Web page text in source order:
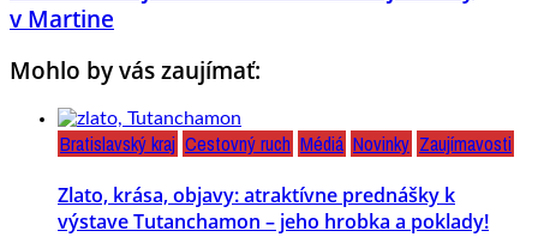
v Martine
Mohlo by vás zaujímať:
Bratislavský kraj Cestovný ruch Médiá Novinky Zaujímavosti
Zlato, krása, objavy: atraktívne prednášky k
výstave Tutanchamon – jeho hrobka a poklady!